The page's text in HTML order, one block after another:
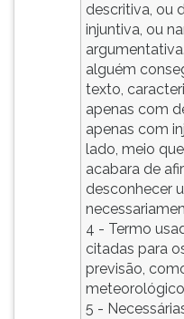
descritiva, ou
injuntiva, ou
alguém
texto,
apenas com
apenas com
lado, meio
acabara de
desconhecer
4 - Termo
citadas para
previsão,
5 -